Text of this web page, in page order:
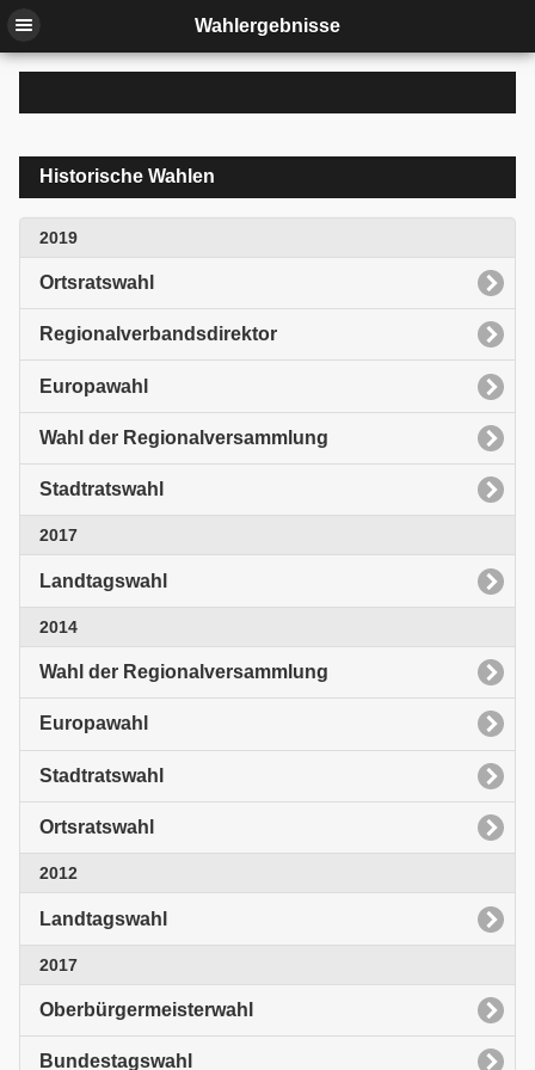
Wahlergebnisse
Historische Wahlen
2019
Ortsratswahl
Regionalverbandsdirektor
Europawahl
Wahl der Regionalversammlung
Stadtratswahl
2017
Landtagswahl
2014
Wahl der Regionalversammlung
Europawahl
Stadtratswahl
Ortsratswahl
2012
Landtagswahl
2017
Oberbürgermeisterwahl
Bundestagswahl